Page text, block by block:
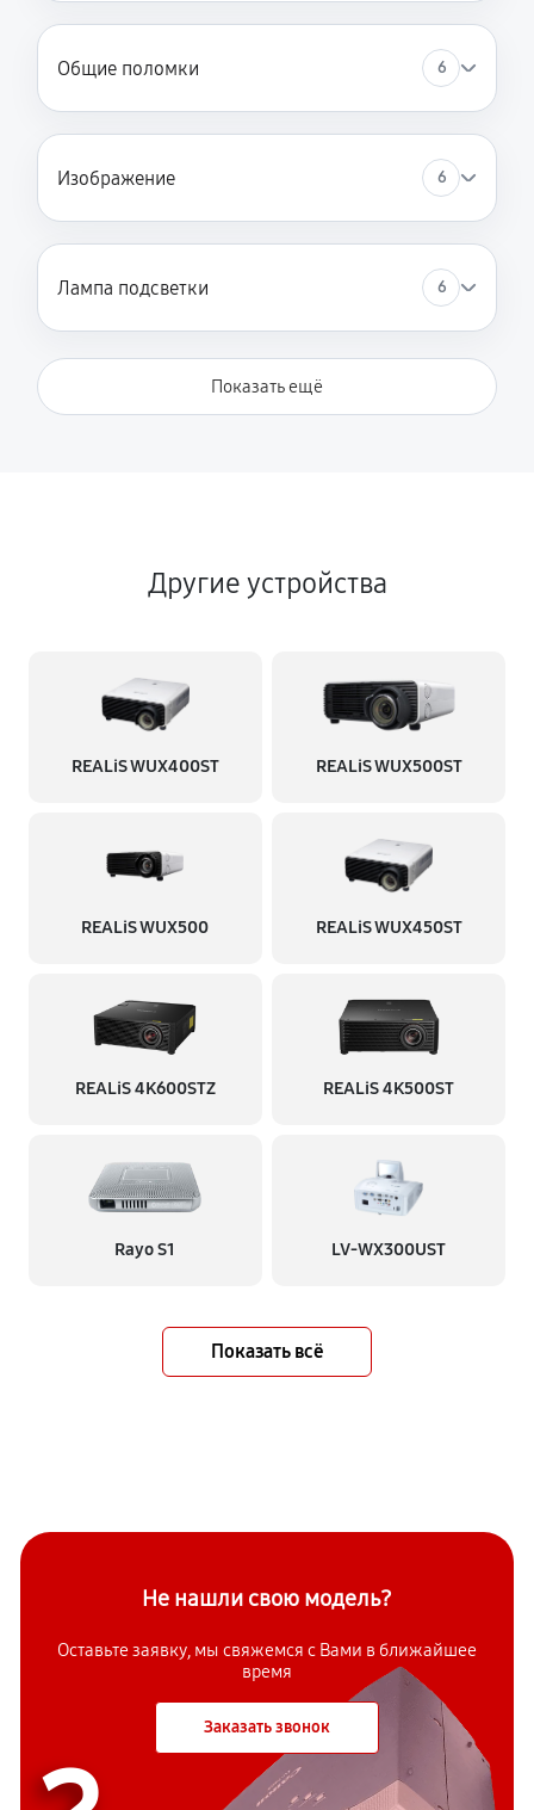
Общие поломки 6
Изображение 6
Лампа подсветки 6
Показать ещё
Другие устройства
REALiS WUX400ST REALiS WUX500ST
REALiS WUX500 REALiS WUX450ST
REALiS 4K600STZ REALiS 4K500ST
Rayo S1 LV-WX300UST
Показать всё
Не нашли свою модель?
Оставьте заявку, мы свяжемся с Вами в ближайшее
время
Заказать звонок